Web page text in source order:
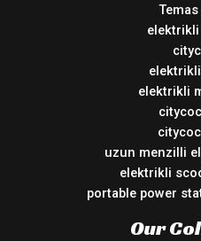
elektrikli
uzun menzilli
elektrikli
portable power
Our